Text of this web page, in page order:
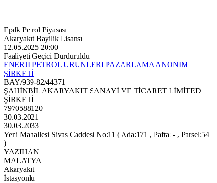
Epdk Petrol Piyasası
Akaryakıt Bayilik Lisansı
12.05.2025 20:00
Faaliyeti Geçici Durduruldu
ENERJİ PETROL ÜRÜNLERİ PAZARLAMA ANONİM
ŞİRKETİ
BAY/939-82/44371
ŞAHİNBİL AKARYAKIT SANAYİ VE TİCARET LİMİTED
ŞİRKETİ
7970588120
30.03.2021
30.03.2033
Yeni Mahallesi Sivas Caddesi No:11 ( Ada:171 , Pafta: - , Parsel:54
)
YAZIHAN
MALATYA
Akaryakıt
İstasyonlu